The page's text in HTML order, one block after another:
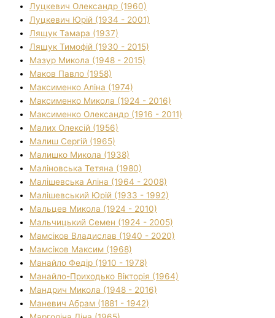
Луцкевич Олександр (1960)
Луцкевич Юрій (1934 - 2001)
Лящук Тамара (1937)
Лящук Тимофій (1930 - 2015)
Мазур Микола (1948 - 2015)
Маков Павло (1958)
Максименко Аліна (1974)
Максименко Микола (1924 - 2016)
Максименко Олександр (1916 - 2011)
Малих Олексій (1956)
Малиш Сергій (1965)
Малишко Микола (1938)
Маліновська Тетяна (1980)
Малішевська Аліна (1964 - 2008)
Малішевський Юрій (1933 - 1992)
Мальцев Микола (1924 - 2010)
Мальчицький Семен (1924 - 2005)
Мамсіков Владислав (1940 - 2020)
Мамсіков Максим (1968)
Манайло Федір (1910 - 1978)
Манайло-Приходько Вікторія (1964)
Мандрич Микола (1948 - 2016)
Маневич Абрам (1881 - 1942)